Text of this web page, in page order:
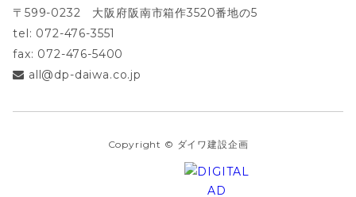
〒599-0232 大阪府阪南市箱作3520番地の5
tel: 072-476-3551
fax: 072-476-5400
all@dp-daiwa.co.jp
Copyright © ダイワ建設企画